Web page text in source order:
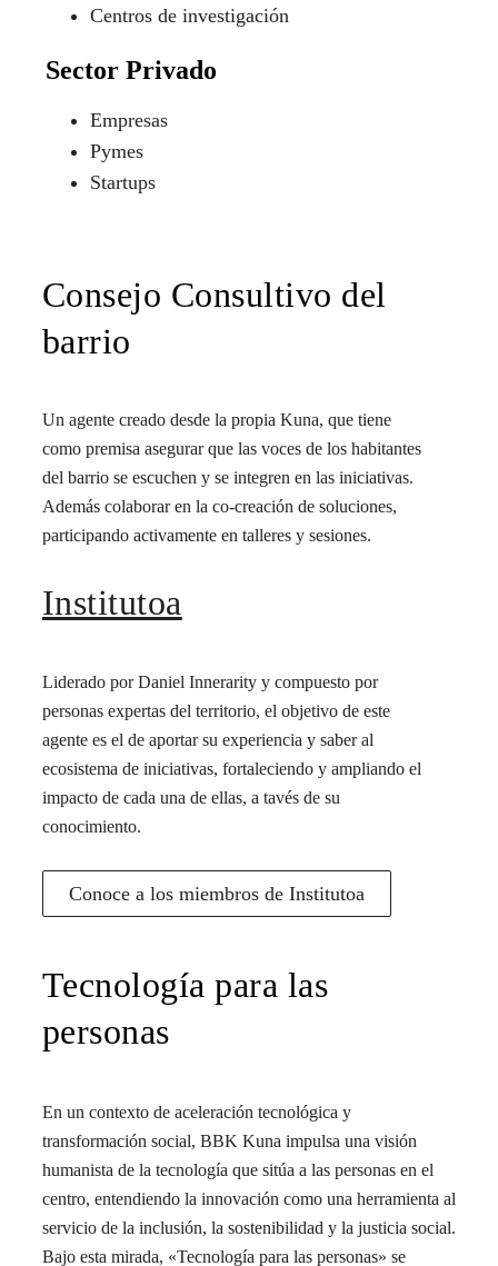
Centros de investigación
Sector Privado
Empresas
Pymes
Startups
Consejo Consultivo del
barrio
Un agente creado desde la propia Kuna, que tiene
como premisa asegurar que las voces de los habitantes
del barrio se escuchen y se integren en las iniciativas.
Además colaborar en la co-creación de soluciones,
participando activamente en talleres y sesiones.
Institutoa
Liderado por Daniel Innerarity y compuesto por
personas expertas del territorio, el objetivo de este
agente es el de aportar su experiencia y saber al
ecosistema de iniciativas, fortaleciendo y ampliando el
impacto de cada una de ellas, a tavés de su
conocimiento.
Conoce a los miembros de Institutoa
Tecnología para las
personas
En un contexto de aceleración tecnológica y
transformación social, BBK Kuna impulsa una visión
humanista de la tecnología que sitúa a las personas en el
centro, entendiendo la innovación como una herramienta al
servicio de la inclusión, la sostenibilidad y la justicia social.
Bajo esta mirada, «Tecnología para las personas» se